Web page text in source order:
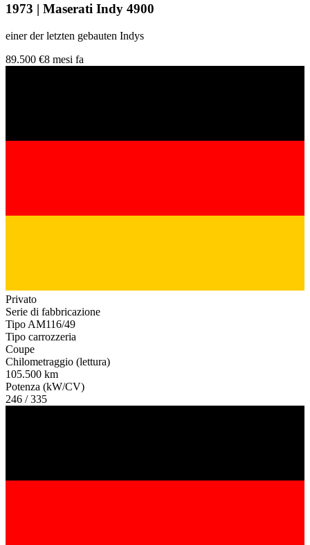
1973 | Maserati Indy 4900
einer der letzten gebauten Indys
89.500 €8 mesi fa
Privato
Serie di fabbricazione
Tipo AM116/49
Tipo carrozzeria
Coupe
Chilometraggio (lettura)
105.500 km
Potenza (kW/CV)
246 / 335